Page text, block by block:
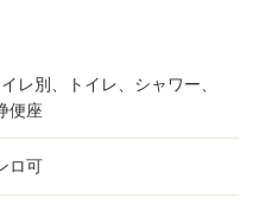
レ別、トイレ、シャワー、
便座
ロ可